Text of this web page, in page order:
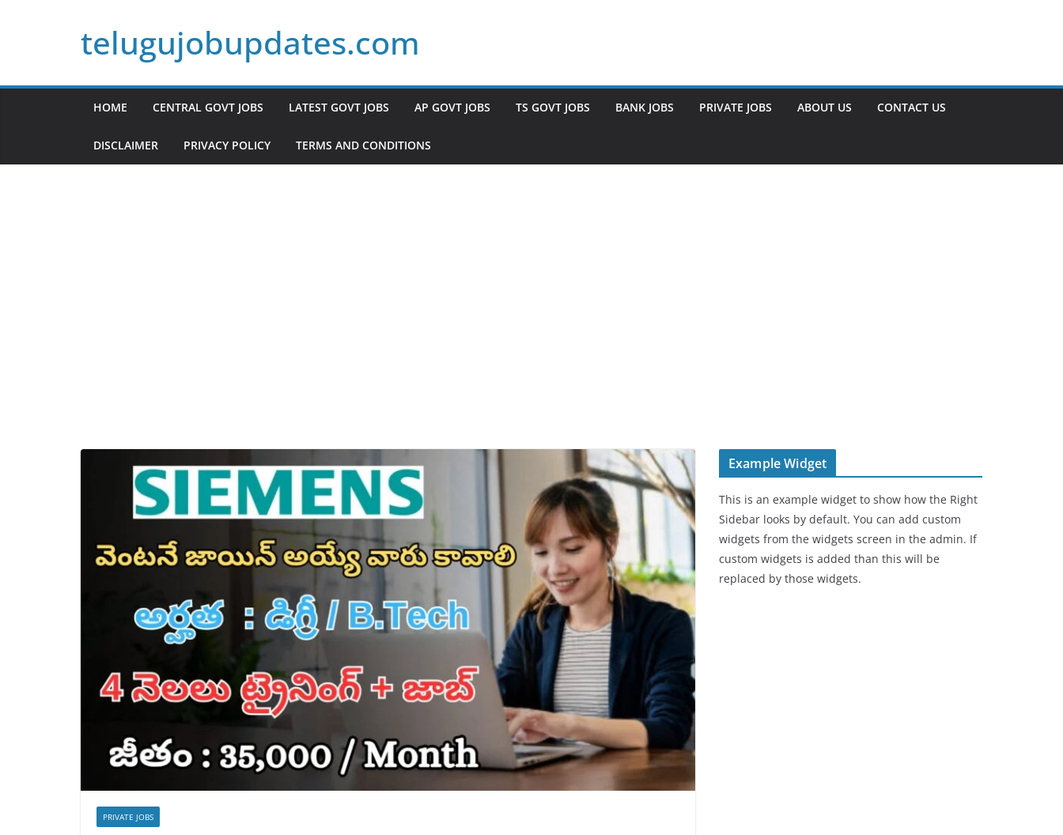
telugujobupdates.com
HOME CENTRAL GOVT JOBS LATEST GOVT JOBS AP GOVT JOBS TS GOVT JOBS BANK JOBS PRIVATE JOBS ABOUT US CONTACT US
DISCLAIMER PRIVACY POLICY TERMS AND CONDITIONS
PRIVATE JOBS
Example Widget
This is an example widget to show how the Right
Sidebar looks by default. You can add custom
widgets from the widgets screen in the admin. If
custom widgets is added than this will be
replaced by those widgets.